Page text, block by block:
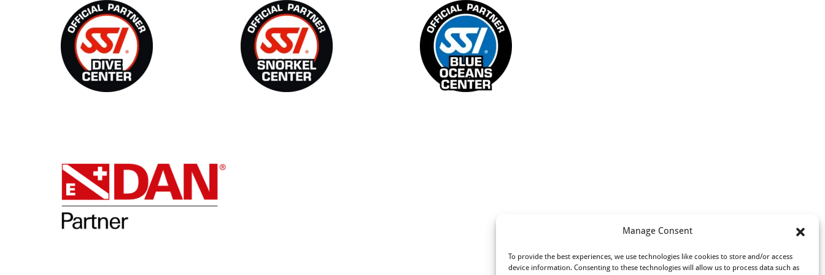
Manage Consent
To provide the best experiences, we use technologies like cookies to store and/or access
device information. Consenting to these technologies will allow us to process data such as